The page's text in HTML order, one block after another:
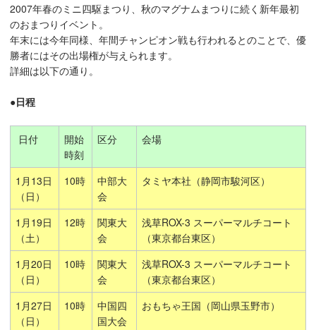
2007年春のミニ四駆まつり、秋のマグナムまつりに続く新年最初
のおまつりイベント。
年末には今年同様、年間チャンピオン戦も行われるとのことで、優
勝者にはその出場権が与えられます。
詳細は以下の通り。
●日程
日付
開始
時刻
区分 会場
1月13日
（日）
10時
中部大
会
タミヤ本社（静岡市駿河区）
1月19日
（土）
12時
関東大
会
浅草ROX-3 スーパーマルチコート
（東京都台東区）
1月20日
（日）
10時
関東大
会
浅草ROX-3 スーパーマルチコート
（東京都台東区）
1月27日
（日）
10時
中国四
国大会
おもちゃ王国（岡山県玉野市）